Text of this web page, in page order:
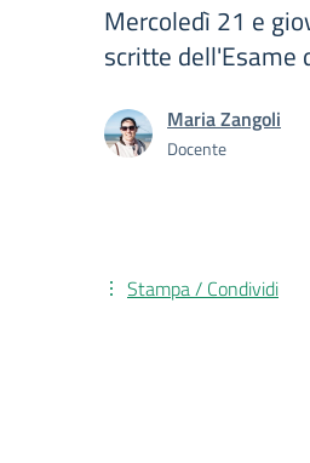
Mercoledì 21 e
scritte dell'Esame
Maria Zangoli
Docente
Stampa / Condividi